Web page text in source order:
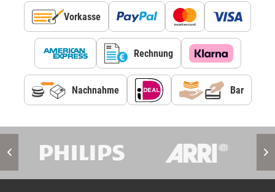
Vorkasse
Rechnung
Nachnahme Bar